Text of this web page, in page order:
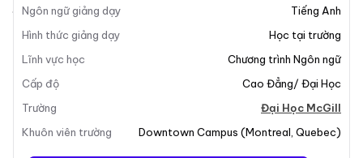
Đại Học McGill cung cấp cho sinh viên cơ hội khám
phá văn học phong phú, lịch sử trí thức và các nền văn
minh của Tây Ban Nha và Mỹ Latinh. Trong suốt
chương trình, sinh viên sẽ nâng cao kỹ năng ngôn ngữ
của mình cả trong
và tiếng Bồ Đào
Nha. Với hơn 300 triệu người nói tiếng Tây Ban Nha
trên toàn cầu, bằng cấp này mở ra nhiều con đường
Ngôn ngữ giảng dạy
Tiếng Anh
Hình thức giảng dạy
Học tại trường
Lĩnh vực học
Chương trình Ngôn ngữ
Cấp độ
Cao Đẳng/ Đại Học
Trường
Đại Học McGill
Khuôn viên trường
Downtown Campus (Montreal Quebec)